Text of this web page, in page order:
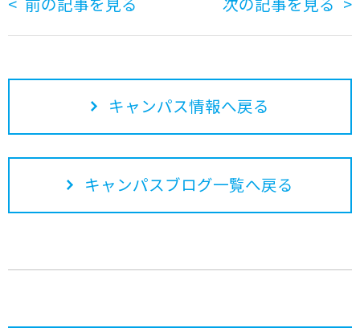
キャンパス情報へ戻る
キャンパスブログ一覧へ戻る